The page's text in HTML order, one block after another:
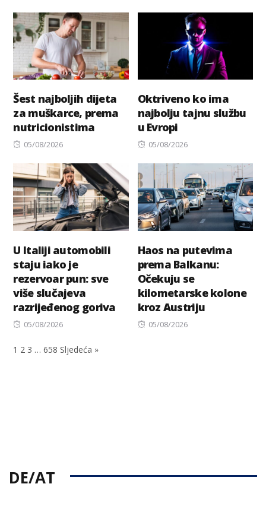
Šest najboljih dijeta
za muškarce, prema
nutricionistima
Posted
05/08/2026
Oktriveno ko ima
najbolju tajnu službu
u Evropi
Posted
05/08/2026
U Italiji automobili
staju iako je
rezervoar pun: sve
više slučajeva
razrijeđenog goriva
Posted
05/08/2026
Haos na putevima
prema Balkanu:
Očekuju se
kilometarske kolone
kroz Austriju
Posted
05/08/2026
1 2 3 … 658 Sljedeća »
DE/AT